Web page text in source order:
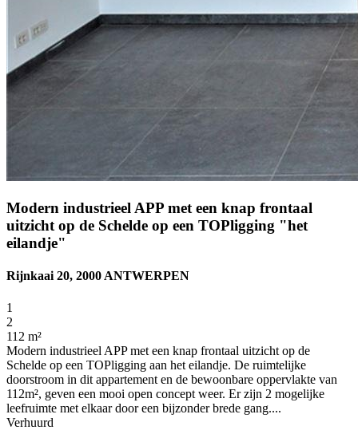
Modern industrieel APP met een knap frontaal
uitzicht op de Schelde op een TOPligging "het
eilandje"
Rijnkaai 20, 2000 ANTWERPEN
1
2
112 m²
Modern industrieel APP met een knap frontaal uitzicht op de
Schelde op een TOPligging aan het eilandje. De ruimtelijke
doorstroom in dit appartement en de bewoonbare oppervlakte van
112m², geven een mooi open concept weer. Er zijn 2 mogelijke
leefruimte met elkaar door een bijzonder brede gang....
Verhuurd